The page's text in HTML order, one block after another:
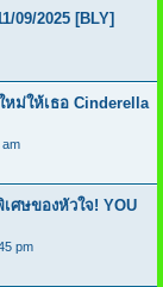
09/2025 [BLY]
หม่ให้เธอ Cinderella
ศษของหัวใจ! YOU
pm